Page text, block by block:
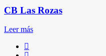
CB Las Rozas
Leer más